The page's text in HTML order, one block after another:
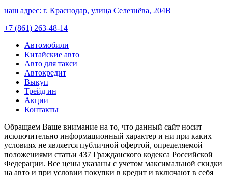
наш адрес: г. Краснодар, улица Селезнёва, 204В
+7 (861) 263-48-14
Автомобили
Китайские авто
Авто для такси
Автокредит
Выкуп
Трейд ин
Акции
Контакты
Обращаем Ваше внимание на то, что данный сайт носит
исключительно информационный характер и ни при каких
условиях не является публичной офертой, определяемой
положениями статьи 437 Гражданского кодекса Российской
Федерации. Все цены указаны с учетом максимальной скидки
на авто и при условии покупки в кредит и включают в себя